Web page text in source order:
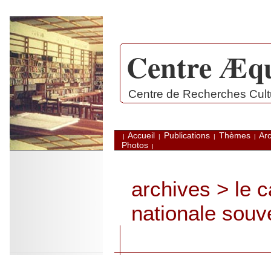
. Centre
Centre de Recherches
| Accueil | Publications | Thèmes |
Photos |
archives > le
nationale